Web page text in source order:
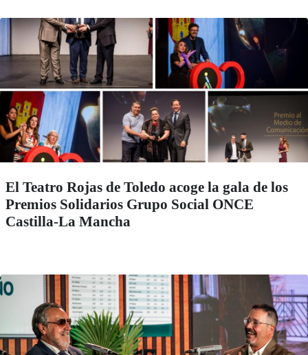
El Teatro Rojas de Toledo acoge la gala de los
Premios Solidarios Grupo Social ONCE
Castilla-La Mancha